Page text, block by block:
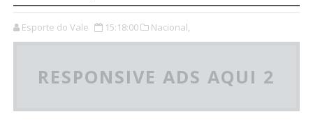
Esporte do Vale 15:18:00 Nacional,
RESPONSIVE ADS AQUI 2